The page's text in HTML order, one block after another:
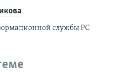
службы РС